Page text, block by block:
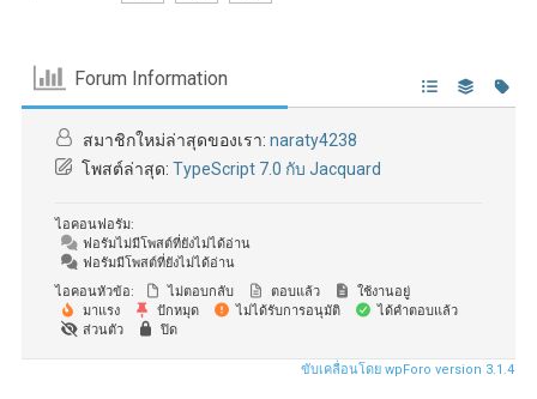
Forum Information
สมาชิกใหม่ล่าสุดของเรา: naraty4238
โพสต์ล่าสุด: TypeScript 7.0 กับ Jacquard
ไอคอนฟอรัม:
ฟอรัมไม่มีโพสต์ที่ยังไม่ได้อ่าน
ฟอรัมมีโพสต์ที่ยังไม่ได้อ่าน
ไอคอนหัวข้อ:
ไม่ตอบกลับ ตอบแล้ว
ใช้งานอยู่
มาแรง
ปักหมุด ไม่ได้รับการอนุมัติ
ได้คำตอบแล้ว
ส่วนตัว
ปิด
ขับเคลื่อนโดย wpForo version 3.1.4